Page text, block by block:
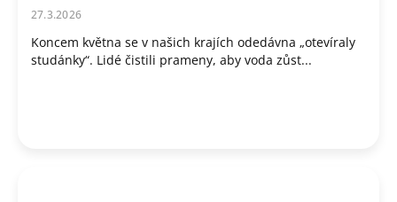
27.3.2026
Koncem května se v našich krajích odedávna „otevíraly
studánky“. Lidé čistili prameny, aby voda zůst...